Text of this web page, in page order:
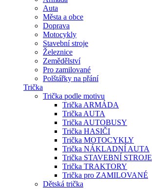
Auta
Města a obce
Doprava
Motocykly
Stavební stroje
Železnice
Zemědělství
Pro zamilované
Polštářky na přání
Trička
Trička podle motivu
Trička ARMÁDA
Trička AUTA
Trička AUTOBUSY
Trička HASIČI
Trička MOTOCYKLY
Trička NÁKLADNÍ AUTA
Trička STAVEBNÍ STROJE
Trička TRAKTORY
Trička pro ZAMILOVANÉ
Dětská trička